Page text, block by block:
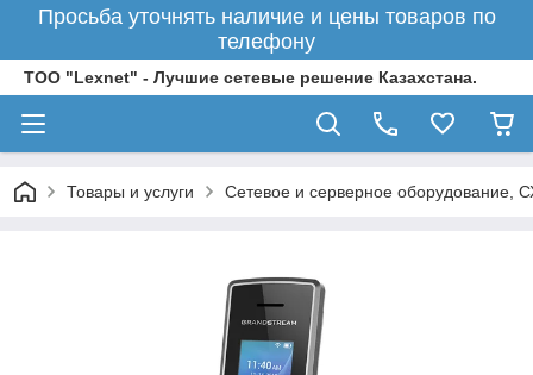
Просьба уточнять наличие и цены товаров по
телефону
ТОО "Lexnet" - Лучшие сетевые решение Казахстана.
Товары и услуги Сетевое и серверное оборудование,